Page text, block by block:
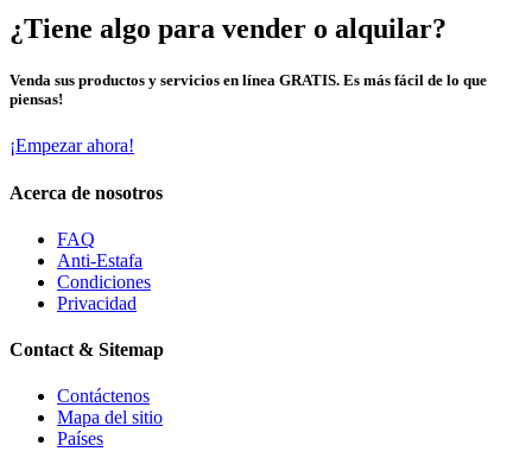
¿Tiene algo para vender o alquilar?
Venda sus productos y servicios en línea GRATIS. Es más fácil de lo que
piensas!
¡Empezar ahora!
Acerca de nosotros
FAQ
Anti-Estafa
Condiciones
Privacidad
Contact & Sitemap
Contáctenos
Mapa del sitio
Países